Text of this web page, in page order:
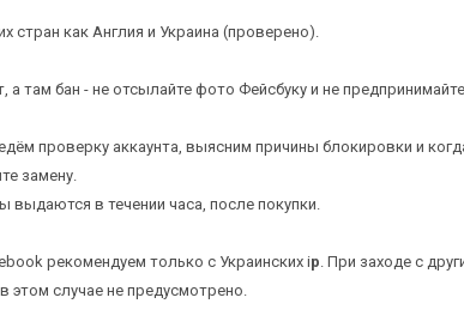
стран как Англия и Украина (проверено).
там бан - не отсылайте фото Фейсбуку и не предпринимайте
проверку аккаунта, выясним причины блокировки и
замену.
выдаются в течении часа, после покупки.
рекомендуем только с Украинских ip. При заходе с
этом случае не предусмотрено.